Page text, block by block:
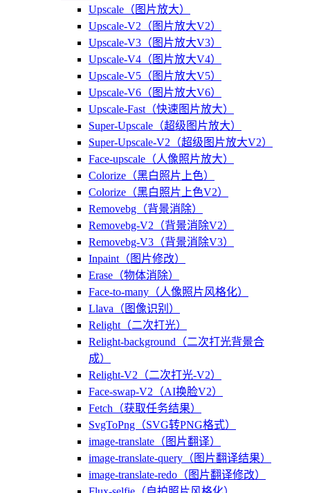
Upscale（图片放大）
Upscale-V2（图片放大V2）
Upscale-V3（图片放大V3）
Upscale-V4（图片放大V4）
Upscale-V5（图片放大V5）
Upscale-V6（图片放大V6）
Upscale-Fast（快速图片放大）
Super-Upscale（超级图片放大）
Super-Upscale-V2（超级图片放大V2）
Face-upscale（人像照片放大）
Colorize（黑白照片上色）
Colorize（黑白照片上色V2）
Removebg（背景消除）
Removebg-V2（背景消除V2）
Removebg-V3（背景消除V3）
Inpaint（图片修改）
Erase（物体消除）
Face-to-many（人像照片风格化）
Llava（图像识别）
Relight（二次打光）
Relight-background（二次打光背景合
成）
Relight-V2（二次打光-V2）
Face-swap-V2（AI换脸V2）
Fetch（获取任务结果）
SvgToPng（SVG转PNG格式）
image-translate（图片翻译）
image-translate-query（图片翻译结果）
image-translate-redo（图片翻译修改）